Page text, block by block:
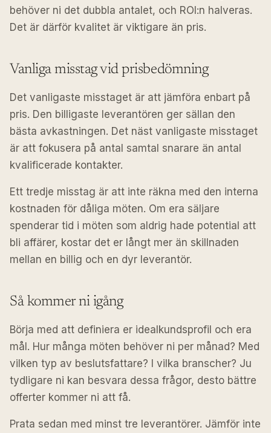
behöver ni det dubbla antalet, och ROI:n halveras.
Det är därför kvalitet är viktigare än pris.
Vanliga misstag vid prisbedömning
Det vanligaste misstaget är att jämföra enbart på
pris. Den billigaste leverantören ger sällan den
bästa avkastningen. Det näst vanligaste misstaget
är att fokusera på antal samtal snarare än antal
kvalificerade kontakter.
Ett tredje misstag är att inte räkna med den interna
kostnaden för dåliga möten. Om era säljare
spenderar tid i möten som aldrig hade potential att
bli affärer, kostar det er långt mer än skillnaden
mellan en billig och en dyr leverantör.
Så kommer ni igång
Börja med att definiera er idealkundsprofil och era
mål. Hur många möten behöver ni per månad? Med
vilken typ av beslutsfattare? I vilka branscher? Ju
tydligare ni kan besvara dessa frågor, desto bättre
offerter kommer ni att få.
Prata sedan med minst tre leverantörer. Jämför inte